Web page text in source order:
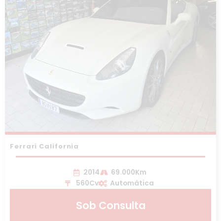
Ferrari California
2014
69.000Km
560Cv
Automática
Sob Consulta